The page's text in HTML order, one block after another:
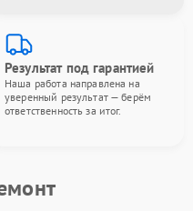
Результат под гарантией
Наша работа направлена на
уверенный результат — берём
ответственность за итог.